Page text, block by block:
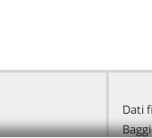
Dati